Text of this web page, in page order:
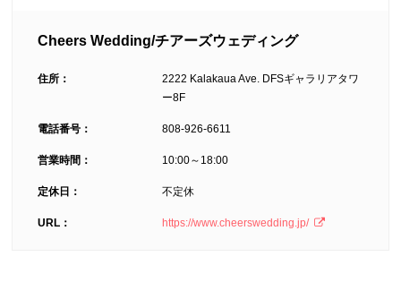
Cheers Wedding/チアーズウェディング
住所：
2222 Kalakaua Ave. DFSギャラリアタワ
ー8F
電話番号： 808-926-6611
営業時間： 10:00～18:00
定休日： 不定休
URL： https://www.cheerswedding.jp/